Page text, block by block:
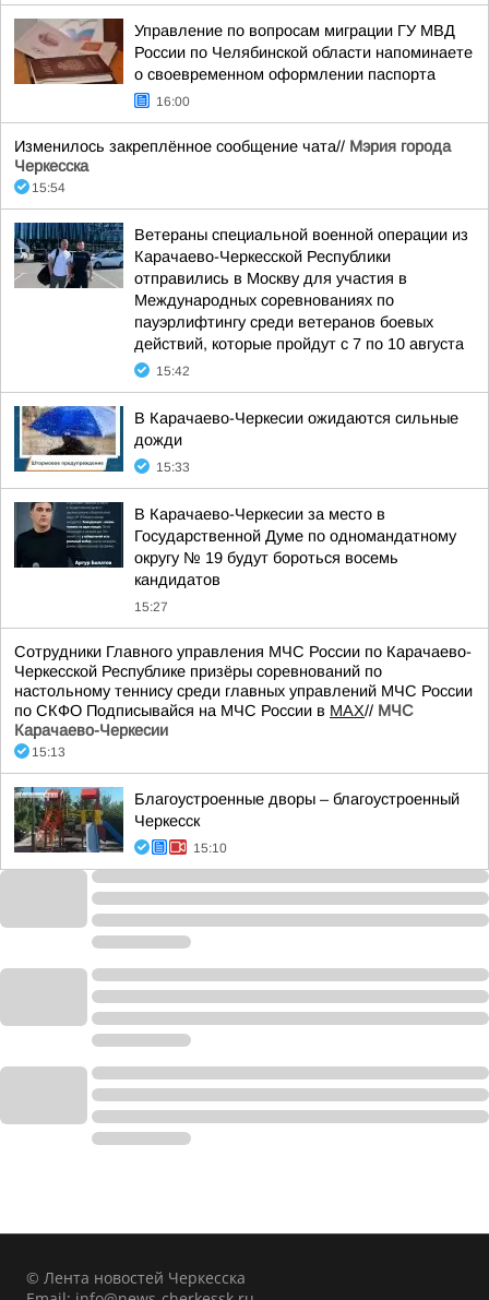
Управление по вопросам миграции ГУ МВД
России по Челябинской области напоминаете
о своевременном оформлении паспорта
16:00
Изменилось закреплённое сообщение чата// Мэрия города
Черкесска
15:54
Ветераны специальной военной операции из
Карачаево-Черкесской Республики
отправились в Москву для участия в
Международных соревнованиях по
пауэрлифтингу среди ветеранов боевых
действий, которые пройдут с 7 по 10 августа
15:42
В Карачаево-Черкесии ожидаются сильные
дожди
15:33
В Карачаево-Черкесии за место в
Государственной Думе по одномандатному
округу № 19 будут бороться восемь
кандидатов
15:27
Сотрудники Главного управления МЧС России по Карачаево-
Черкесской Республике призёры соревнований по
настольному теннису среди главных управлений МЧС России
по СКФО Подписывайся на МЧС России в MAX// МЧС
Карачаево-Черкесии
15:13
Благоустроенные дворы – благоустроенный
Черкесск
15:10
© Лента новостей Черкесска